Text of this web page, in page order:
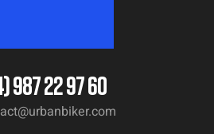
987 22 97 60